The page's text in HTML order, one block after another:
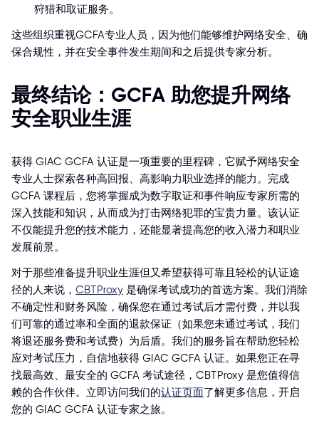
狩猎和取证服务。
这些组织重视GCFA专业人员，因为他们能够维护网络安全、确
保合规性，并在安全事件发生期间和之后提供专家分析。
最终结论：GCFA 助您提升网络
安全职业生涯
获得 GIAC GCFA 认证是一项重要的里程碑，它赋予网络安全
专业人士探索各种高回报、高影响力职业选择的能力。完成
GCFA 课程后，您将掌握成为数字取证和事件响应专家所需的
深入技能和知识，从而成为打击网络犯罪的宝贵力量。该认证
不仅能提升您的技术能力，还能显著提高您的收入潜力和职业
发展前景。
对于那些准备提升职业生涯但又希望获得可靠且轻松的认证途
径的人来说， CBTProxy 是确保考试成功的首选方案。我们消除
不确定性和财务风险，确保您在通过考试后才需付费，并以我
们可靠的通过率和全面的退款保证（如果您未通过考试，我们
将退还服务费和考试费）为后盾。我们的服务旨在帮助您轻松
应对考试压力，自信地获得 GIAC GCFA 认证。如果您正在寻
找最高效、最安全的 GCFA 考试途径，CBTProxy 是您值得信
赖的合作伙伴。立即访问我们的认证页面了解更多信息，开启
您的 GIAC GCFA 认证专家之旅。